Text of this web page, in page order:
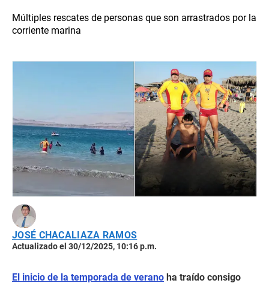
Múltiples rescates de personas que son arrastrados por la
corriente marina
JOSÉ CHACALIAZA RAMOS
Actualizado el 30/12/2025, 10:16 p.m.
El inicio de la temporada de verano ha traído consigo